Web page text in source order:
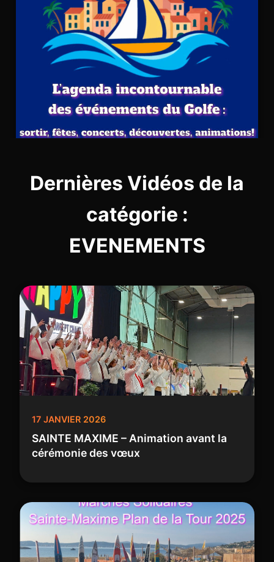
Dernières Vidéos de la
catégorie :
EVENEMENTS
17 JANVIER 2026
SAINTE MAXIME – Animation avant la
cérémonie des vœux